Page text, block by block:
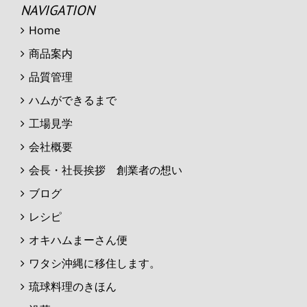
NAVIGATION
Home
商品案内
品質管理
ハムができるまで
工場見学
会社概要
会長・社長挨拶 創業者の想い
ブログ
レシピ
オキハムまーさん便
ワタシ沖縄に移住します。
琉球料理のきほん